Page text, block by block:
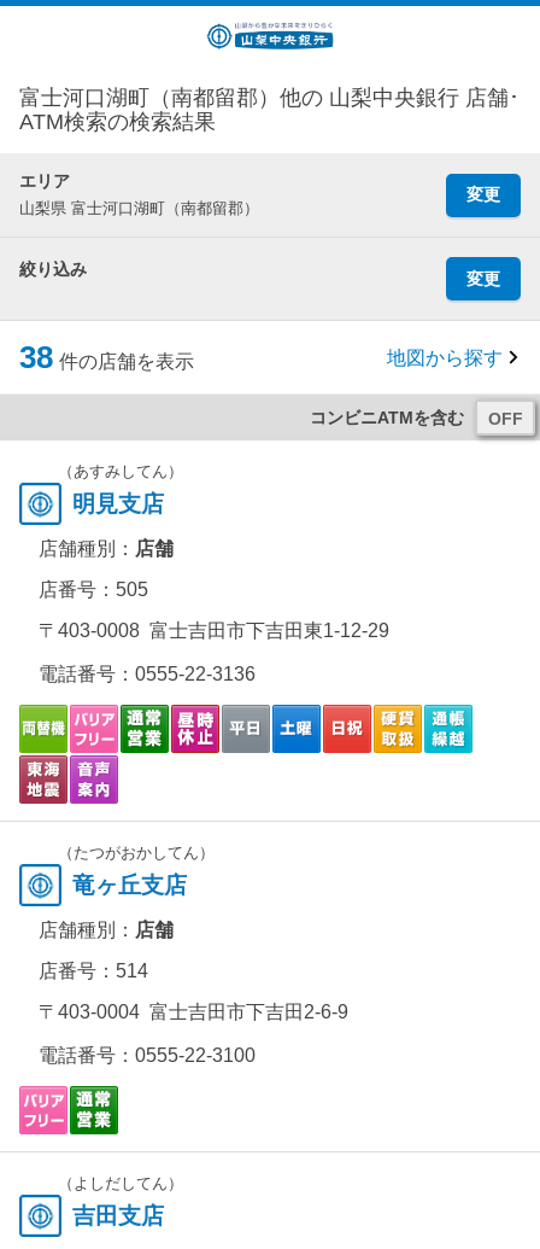
富士河口湖町（南都留郡）他の 山梨中央銀行 店舗･
ATM検索の検索結果
エリア
山梨県 富士河口湖町（南都留郡）
変更
絞り込み 変更
38 件の店舗を表示 地図から探す
コンビニATMを含む
（あすみしてん）
明見支店
店舗種別： 店舗
店番号：505
〒403-0008 富士吉田市下吉田東1-12-29
電話番号： 0555-22-3136
（たつがおかしてん）
竜ヶ丘支店
店舗種別： 店舗
店番号：514
〒403-0004 富士吉田市下吉田2-6-9
電話番号： 0555-22-3100
（よしだしてん）
吉田支店